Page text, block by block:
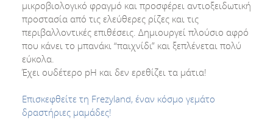
μικροβιολογικό φραγμό και προσφέρει αντιοξειδωτική
προστασία από τις ελεύθερες ρίζες και τις
περιβαλλοντικές επιθέσεις. Δημιουργεί πλούσιο αφρό
που κάνει το μπανάκι “παιχνίδι” και ξεπλένεται πολύ
εύκολα.
Έχει ουδέτερο pH και δεν ερεθίζει τα μάτια!
Επισκεφθείτε τη Frezyland, έναν κόσμο γεμάτο
δραστήριες μαμάδες!